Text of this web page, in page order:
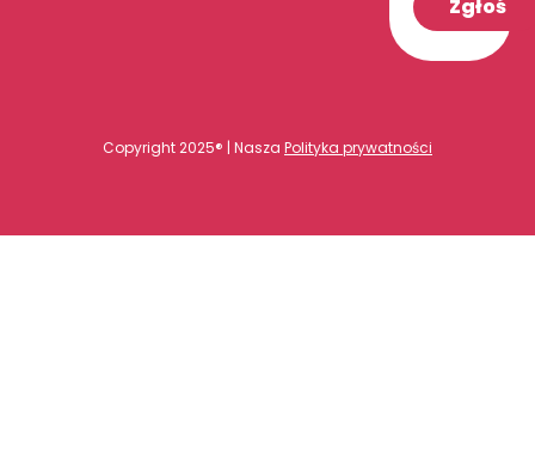
Zgłoś
Copyright 2025® | Nasza Polityka prywatności